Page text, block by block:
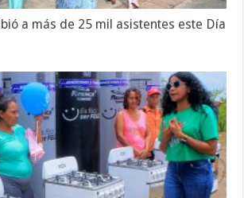
a más de 25 mil asistentes este Día